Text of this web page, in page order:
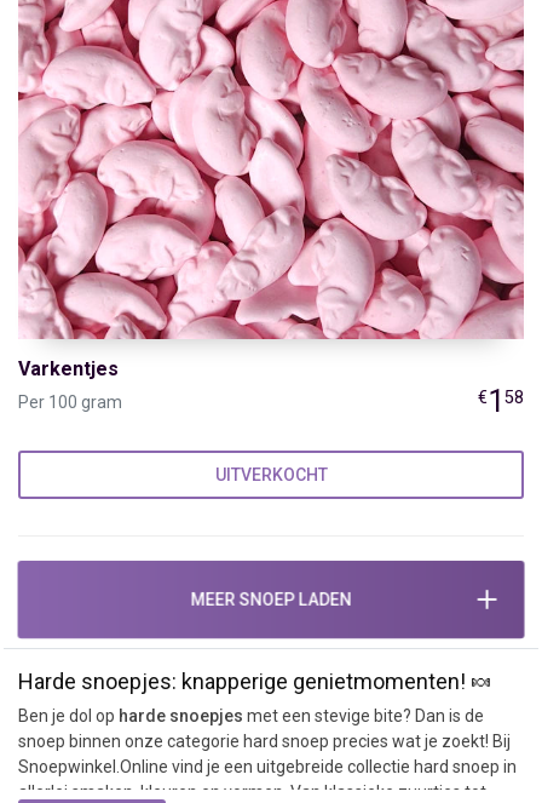
Varkentjes
Per 100 gram €1 58
UITVERKOCHT
MEER SNOEP LADEN
Harde snoepjes: knapperige genietmomenten! 🍬
Ben je dol op harde snoepjes met een stevige bite? Dan is de
snoep binnen onze categorie hard snoep precies wat je zoekt! Bij
Snoepwinkel.Online vind je een uitgebreide collectie hard snoep in
allerlei smaken, kleuren en vormen. Van klassieke zuurtjes tot